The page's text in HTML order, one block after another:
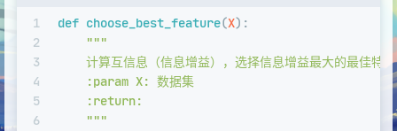
1
2
3
4
5
6
def choose_best_feature(X):
"""
    计算互信息（信息增益），选择信息增益最大的最佳特征
    :param X: 数据集
    :return:
    """